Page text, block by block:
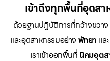
เข้าถึงทุกพื้นที่อุตสา
ด้วยฐานปฏิบัติการที่กว้างขวาง
และอุตสาหกรรมอย่าง พัทยา และ
เราเข้าออกพื้นที่ นิคมอุตส